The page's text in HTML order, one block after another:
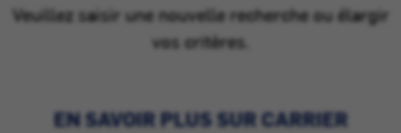
Veuillez saisir une nouvelle recherche ou élargir
vos critères.
EN SAVOIR PLUS SUR CARRIER